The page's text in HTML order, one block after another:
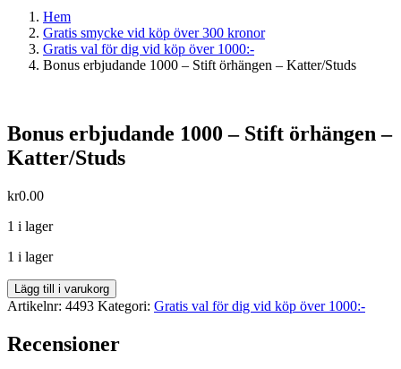
Hem
Gratis smycke vid köp över 300 kronor
Gratis val för dig vid köp över 1000:-
Bonus erbjudande 1000 – Stift örhängen – Katter/Studs
Bonus erbjudande 1000 – Stift örhängen –
Katter/Studs
kr0.00
1 i lager
1 i lager
Bonus
erbjudande
-
Stift
Lägg till i varukorg
Artikelnr: 4493 Kategori: Gratis val för dig vid köp över 1000:-
Recensioner